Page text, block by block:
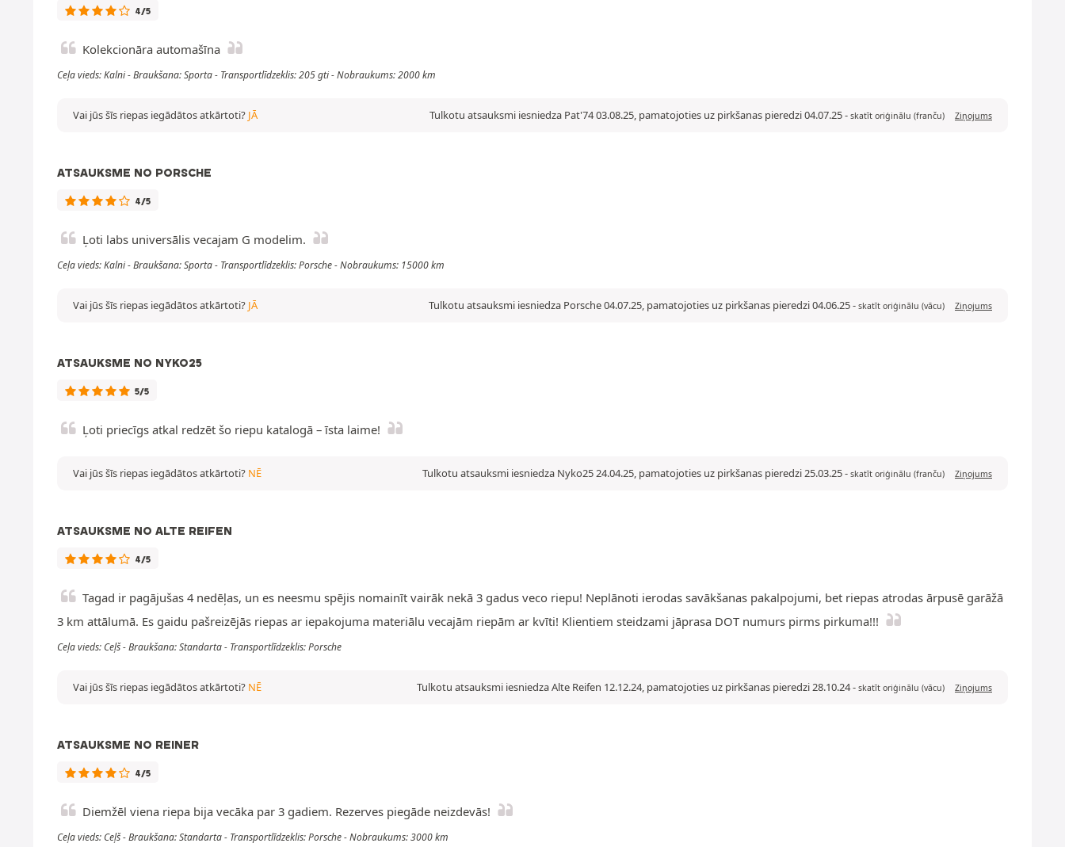
4/5
Kolekcionāra automašīna
Ceļa vieds: Kalni - Braukšana: Sporta - Transportlīdzeklis: 205 gti - Nobraukums: 2000 km
Tulkotu atsauksmi iesniedza Pat'74 03.08.25, pamatojoties uz pirkšanas pieredzi 04.07.25- skatīt oriģinālu (franču) Ziņojums
Vai jūs šīs riepas iegādātos atkārtoti? JĀ
ATSAUKSME NO PORSCHE
4/5
Ļoti labs universālis vecajam G modelim.
Ceļa vieds: Kalni - Braukšana: Sporta - Transportlīdzeklis: Porsche - Nobraukums: 15000 km
Tulkotu atsauksmi iesniedza Porsche 04.07.25, pamatojoties uz pirkšanas pieredzi 04.06.25- skatīt oriģinālu (vācu) Ziņojums
Vai jūs šīs riepas iegādātos atkārtoti? JĀ
ATSAUKSME NO NYKO25
5/5
Ļoti priecīgs atkal redzēt šo riepu katalogā – īsta laime!
Tulkotu atsauksmi iesniedza Nyko25 24.04.25, pamatojoties uz pirkšanas pieredzi 25.03.25- skatīt oriģinālu (franču) Ziņojums
Vai jūs šīs riepas iegādātos atkārtoti? NĒ
ATSAUKSME NO ALTE REIFEN
4/5
Tagad ir pagājušas 4 nedēļas, un es neesmu spējis nomainīt vairāk nekā 3 gadus veco riepu! Neplānoti ierodas savākšanas pakalpojumi, bet riepas atrodas ārpusē garāžā
3 km attālumā. Es gaidu pašreizējās riepas ar iepakojuma materiālu vecajām riepām ar kvīti! Klientiem steidzami jāprasa DOT numurs pirms pirkuma!!!
Ceļa vieds: Ceļš - Braukšana: Standarta - Transportlīdzeklis: Porsche
Tulkotu atsauksmi iesniedza Alte Reifen 12.12.24, pamatojoties uz pirkšanas pieredzi 28.10.24- skatīt oriģinālu (vācu) Ziņojums
Vai jūs šīs riepas iegādātos atkārtoti? NĒ
ATSAUKSME NO REINER
4/5
Diemžēl viena riepa bija vecāka par 3 gadiem. Rezerves piegāde neizdevās!
Ceļa vieds: Ceļš - Braukšana: Standarta - Transportlīdzeklis: Porsche - Nobraukums: 3000 km